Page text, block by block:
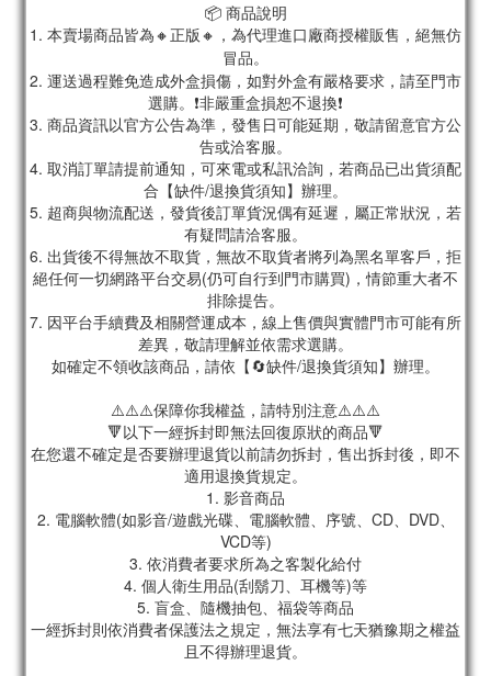
📦 商品說明
1. 本賣場商品皆為🔸正版🔸，為代理進口廠商授權販售，絕無仿
冒品。
2. 運送過程難免造成外盒損傷，如對外盒有嚴格要求，請至門市
選購。❗非嚴重盒損恕不退換❗
3. 商品資訊以官方公告為準，發售日可能延期，敬請留意官方公
告或洽客服。
4. 取消訂單請提前通知，可來電或私訊洽詢，若商品已出貨須配
合【缺件/退換貨須知】辦理。
5. 超商與物流配送，發貨後訂單貨況偶有延遲，屬正常狀況，若
有疑問請洽客服。
6. 出貨後不得無故不取貨，無故不取貨者將列為黑名單客戶，拒
絕任何一切網路平台交易(仍可自行到門市購買)，情節重大者不
排除提告。
7. 因平台手續費及相關營運成本，線上售價與實體門市可能有所
差異，敬請理解並依需求選購。
如確定不領收該商品，請依【🔄缺件/退換貨須知】辦理。
⚠️⚠️⚠️保障你我權益，請特別注意⚠️⚠️⚠️
🔻以下一經拆封即無法回復原狀的商品🔻
在您還不確定是否要辦理退貨以前請勿拆封，售出拆封後，即不
適用退換貨規定。
1. 影音商品
2. 電腦軟體(如影音/遊戲光碟、電腦軟體、序號、CD、DVD、
VCD等)
3. 依消費者要求所為之客製化給付
4. 個人衛生用品(刮鬍刀、耳機等)等
5. 盲盒、隨機抽包、福袋等商品
一經拆封則依消費者保護法之規定，無法享有七天猶豫期之權益
且不得辦理退貨。